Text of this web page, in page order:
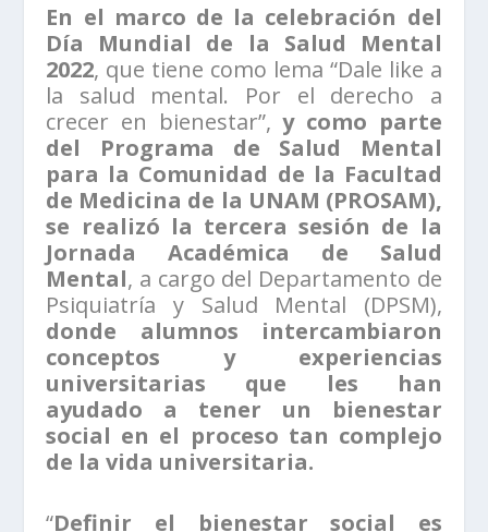
En el marco de la celebración del
Día Mundial de la Salud Mental
2022, que tiene como lema “Dale like a
la salud mental. Por el derecho a
crecer en bienestar”,y como parte
del Programa de Salud Mental
para la Comunidad de la Facultad
de Medicina de la UNAM (PROSAM),
se realizó la tercera sesión de la
Jornada Académica de Salud
Mental, a cargo del Departamento de
Psiquiatría y Salud Mental (DPSM),
donde alumnos intercambiaron
conceptos y experiencias
universitarias que les han
ayudado a tener un bienestar
social en el proceso tan complejo
de la vida universitaria.
“Definir el bienestar social es